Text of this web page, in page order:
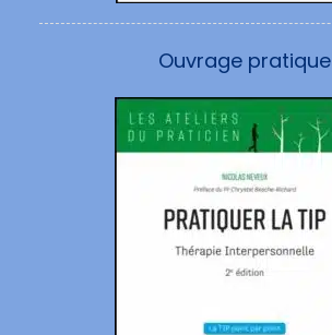
Ouvrage pratique